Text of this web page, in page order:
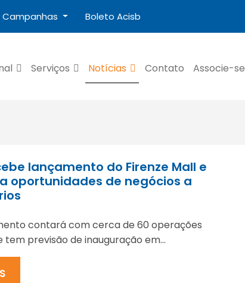
Campanhas Boleto Acisb
Serviços Notícias Contato Associe-se
lançamento do Firenze Mall e
oportunidades de negócios a
contará com cerca de 60 operações
tem previsão de inauguração em...